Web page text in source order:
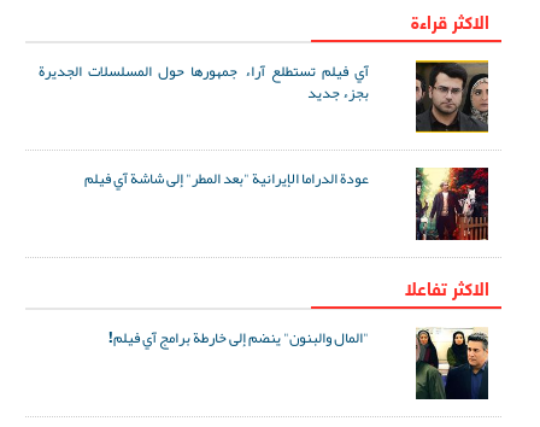
الاكثر قراءة
آي فيلم تستطلع آراء جمهورها حول المسلسلات الجديرة
بجزء جديد
عودة الدراما الإيرانية "بعد المطر" إلى شاشة آي فيلم
الاکثر تفاعلا
"المال والبنون" ينضم إلى خارطة برامج آي فيلم!